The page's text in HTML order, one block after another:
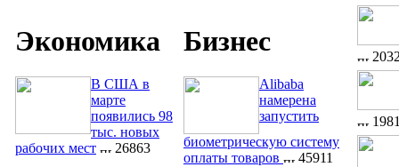
Экономика
В США в
марте
появились 98
тыс. новых
рабочих мест
26863
Бизнес
Alibaba
намерена
запустить
биометрическую систему
оплаты товаров
45911